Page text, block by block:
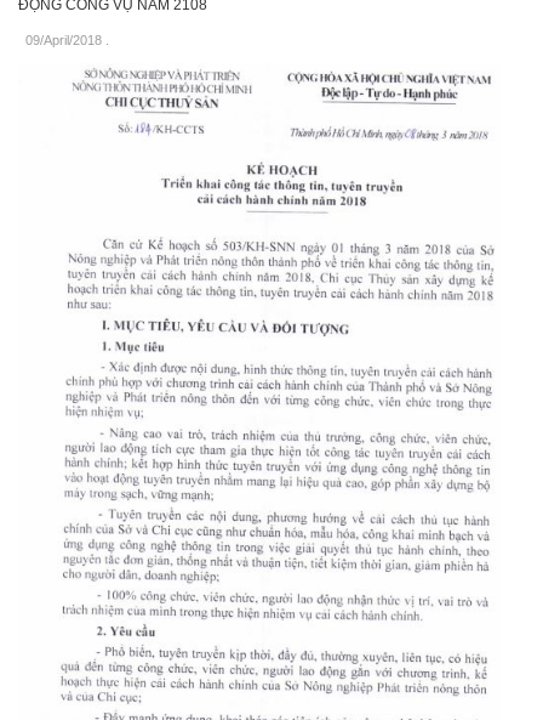
ĐỘNG CÔNG VỤ NĂM 2108
09/April/2018 .